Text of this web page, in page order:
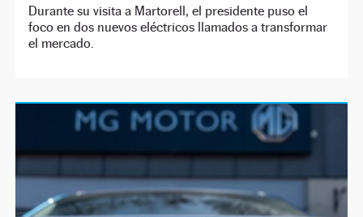
Durante su visita a Martorell, el presidente puso el
foco en dos nuevos eléctricos llamados a transformar
el mercado.